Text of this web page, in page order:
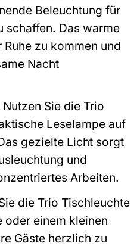
Beleuchtung für
schaffen. Das warme
zu kommen und
Nacht
Nutzen Sie die Trio
Leselampe auf
gezielte Licht sorgt
und
Arbeiten.
die Trio Tischleuchte
oder einem kleinen
Gäste herzlich zu